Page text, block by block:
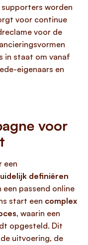
supporters worden
voor continue
voor de
in staat om vanaf
eigenaars en
voor
een
definiëren
een passend online
start een complex
, waarin een
opgesteld. Dit
uitvoering, de